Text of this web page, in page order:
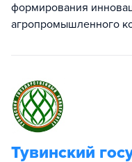
формирования
агропромышленного
Тувинский